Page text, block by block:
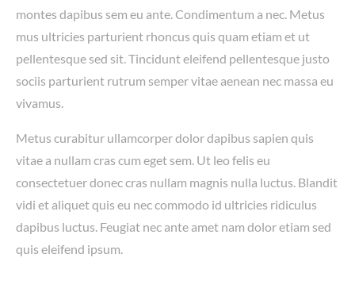
montes dapibus sem eu ante. Condimentum a nec. Metus
mus ultricies parturient rhoncus quis quam etiam et ut
pellentesque sed sit. Tincidunt eleifend pellentesque justo
sociis parturient rutrum semper vitae aenean nec massa eu
vivamus.
Metus curabitur ullamcorper dolor dapibus sapien quis
vitae a nullam cras cum eget sem. Ut leo felis eu
consectetuer donec cras nullam magnis nulla luctus. Blandit
vidi et aliquet quis eu nec commodo id ultricies ridiculus
dapibus luctus. Feugiat nec ante amet nam dolor etiam sed
quis eleifend ipsum.